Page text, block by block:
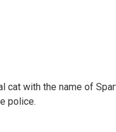
cat with the name of
police.